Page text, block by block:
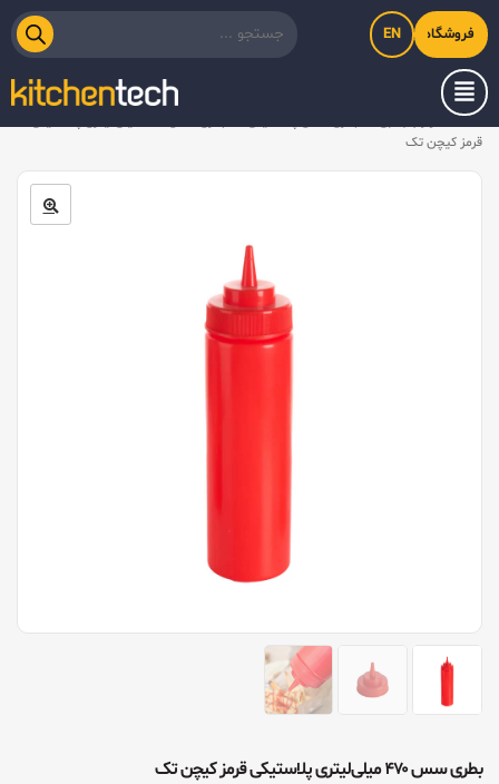
فروشگاه اینترنتی کیت‌لاین
EN
خانه
قرمز کیچن تک
بطری سس ۴۷۰ میلی‌لیتری پلاستیکی قرمز کیچن تک